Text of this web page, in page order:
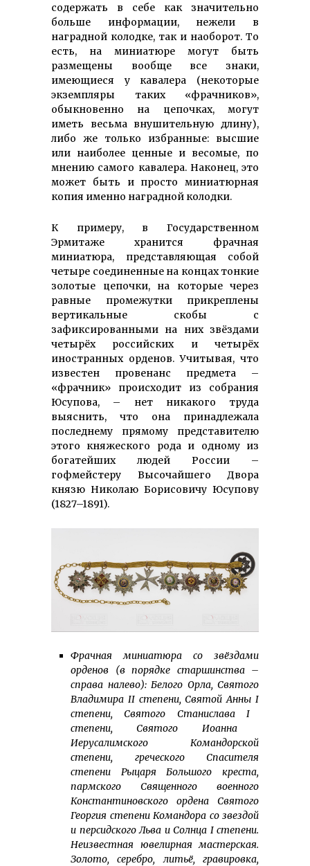
содержать в себе как значительно
больше информации, нежели в
наградной колодке, так и наоборот. То
есть, на миниатюре могут быть
размещены вообще все знаки,
имеющиеся у кавалера (некоторые
экземпляры таких «фрачников»,
обыкновенно на цепочках, могут
иметь весьма внушительную длину),
либо же только избранные: высшие
или наиболее ценные и весомые, по
мнению самого кавалера. Наконец, это
может быть и просто миниатюрная
копия именно наградной колодки.
К примеру, в Государственном
Эрмитаже хранится фрачная
миниатюра, представляющая собой
четыре соединенные на концах тонкие
золотые цепочки, на которые через
равные промежутки прикреплены
вертикальные скобы с
зафиксированными на них звёздами
четырёх российских и четырёх
иностранных орденов. Учитывая, что
известен провенанс предмета –
«фрачник» происходит из собрания
Юсупова, – нет никакого труда
выяснить, что она принадлежала
последнему прямому представителю
этого княжеского рода и одному из
богатейших людей России –
гофмейстеру Высочайшего Двора
князю Николаю Борисовичу Юсупову
(1827–1891).
Фрачная миниатюра со звёздами
орденов (в порядке старшинства –
справа налево): Белого Орла, Святого
Владимира IIстепени, Святой Анны I
степени, Святого Станислава I
степени, Святого Иоанна
Иерусалимского Командорской
степени, греческого Спасителя
степени Рыцаря Большого креста,
пармского Священного военного
Константиновского ордена Святого
Георгия степени Командора со звездой
и персидского Льва и Солнца Iстепени.
Неизвестная ювелирная мастерская.
Золото, серебро, литьë, гравировка,